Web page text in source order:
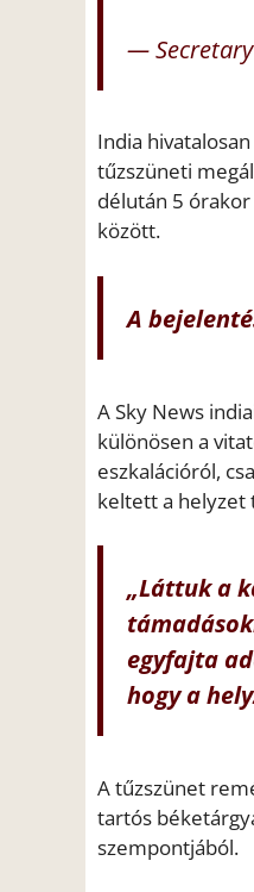
— Secretary
India
tűzszüneti
délután 5
között.
A
A Sky News
különösen a
eszkalációról,
keltett a helyzet
„Láttuk a
egyfajta
hogy a
A tűzszünet
tartós
szempontjából.